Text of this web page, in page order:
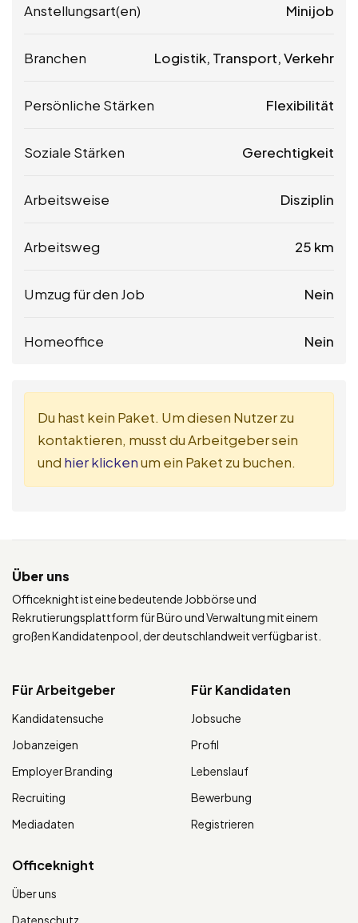
Anstellungsart(en) Minijob
Branchen Logistik, Transport, Verkehr
Persönliche Stärken Flexibilität
Soziale Stärken Gerechtigkeit
Arbeitsweise Disziplin
Arbeitsweg 25 km
Umzug für den Job Nein
Homeoffice Nein
Du hast kein Paket. Um diesen Nutzer zu
kontaktieren, musst du Arbeitgeber sein
und hier klickenum ein Paket zu buchen.
Über uns
Officeknight ist eine bedeutende Jobbörse und
Rekrutierungsplattform für Büro und Verwaltung mit einem
großen Kandidatenpool, der deutschlandweit verfügbar ist.
Für Arbeitgeber
Kandidatensuche
Jobanzeigen
Employer Branding
Recruiting
Mediadaten
Für Kandidaten
Jobsuche
Profil
Lebenslauf
Bewerbung
Registrieren
Officeknight
Über uns
Datenschutz